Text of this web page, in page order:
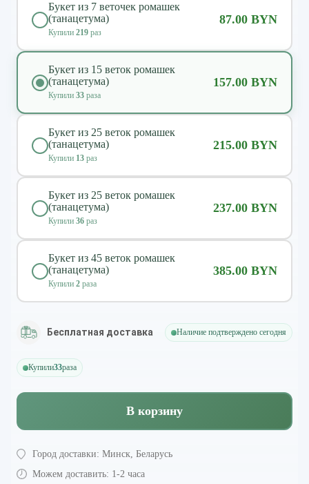
Букет из 7 веточек ромашек
(танацетума)
Купили 219 раз
87.00 BYN
Букет из 15 веток ромашек
(танацетума)
Купили 33 раза
157.00 BYN
Букет из 25 веток ромашек
(танацетума)
Купили 13 раз
215.00 BYN
Букет из 25 веток ромашек
(танацетума)
Купили 36 раз
237.00 BYN
Букет из 45 веток ромашек
(танацетума)
Купили 2 раза
385.00 BYN
Бесплатная доставка Наличие подтверждено сегодня
Купили33раза
В корзину
Город доставки: Минск, Беларусь
Можем доставить: 1-2 часа